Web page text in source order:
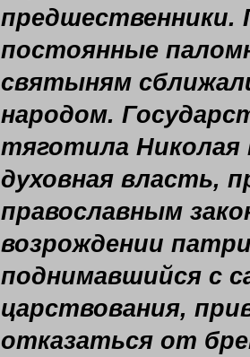
предшественники.
постоянные
святыням
народом.
тяготила
духовная власть,
православным
возрождении
поднимавшийся с
царствования,
отказаться от